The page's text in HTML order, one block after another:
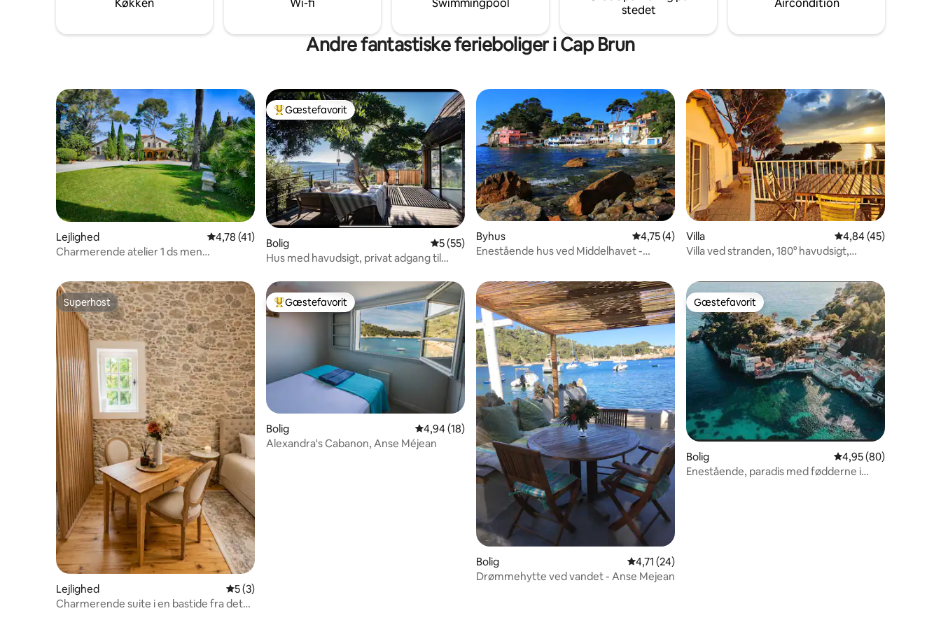
Køkken Wi-fi Swimmingpool
stedet
Aircondition
Andre fantastiske ferieboliger i Cap Brun
Lejlighed 4,78 ud af 5 i gennemsnitlig bedømmelse, 41 omtaler
4,78 (41)
Charmerende atelier 1 ds men
Bedste gæstefavorit
Gæstefavorit
Bolig 5 ud af 5 i gennemsnitlig bedømmelse, 55 omtaler
5 (55)
Hus med havudsigt, privat adgang til
Byhus 4,75 ud af 5 i gennemsnitlig bedømmelse, 4 omtaler
4,75 (4)
Enestående hus ved Middelhavet -
Villa 4,84 ud af 5 i
4,84 (45)
Villa ved stranden, 180° havudsigt,
Superhost
Superhost
Lejlighed 5 ud af 5 i gennemsnitlig bedømmelse, 3 omtaler
5 (3)
Charmerende suite i en bastide fra det
Bedste gæstefavorit
Gæstefavorit
Bolig 4,94 ud af 5 i gennemsnitlig bedømmelse, 18 omtaler
4,94 (18)
Alexandra's Cabanon, Anse Méjean
Bolig 4,71 ud af 5 i gennemsnitlig bedømmelse, 24 omtaler
4,71 (24)
Drømmehytte ved vandet - Anse Mejean
Gæstefavorit
Gæstefavorit
Bolig 4,95 ud af 5 i
4,95 (80)
Enestående, paradis med fødderne i